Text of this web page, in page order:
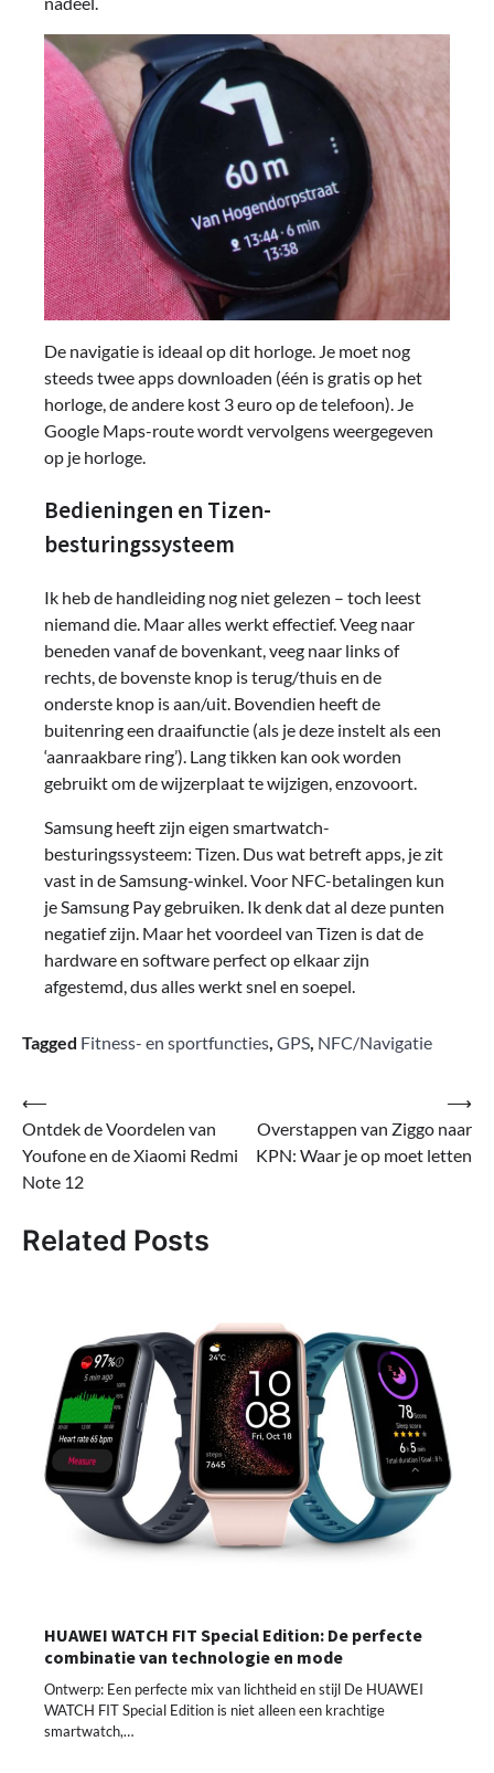
De navigatie is ideaal op dit horloge. Je moet nog
steeds twee apps downloaden (één is gratis op het
horloge, de andere kost 3 euro op de telefoon). Je
Google Maps-route wordt vervolgens weergegeven
op je horloge.
Bedieningen en Tizen-
besturingssysteem
Ik heb de handleiding nog niet gelezen – toch leest
niemand die. Maar alles werkt effectief. Veeg naar
beneden vanaf de bovenkant, veeg naar links of
rechts, de bovenste knop is terug/thuis en de
onderste knop is aan/uit. Bovendien heeft de
buitenring een draaifunctie (als je deze instelt als een
‘aanraakbare ring’). Lang tikken kan ook worden
gebruikt om de wijzerplaat te wijzigen, enzovoort.
Samsung heeft zijn eigen smartwatch-
besturingssysteem: Tizen. Dus wat betreft apps, je zit
vast in de Samsung-winkel. Voor NFC-betalingen kun
je Samsung Pay gebruiken. Ik denk dat al deze punten
negatief zijn. Maar het voordeel van Tizen is dat de
hardware en software perfect op elkaar zijn
afgestemd, dus alles werkt snel en soepel.
Tagged Fitness- en sportfuncties, GPS, NFC/Navigatie
Bericht
navigatie
⟵
Ontdek de Voordelen van
Youfone en de Xiaomi Redmi
Note 12
Overstappen van Ziggo naar
KPN: Waar je op moet letten
⟶
Related Posts
HUAWEI WATCH FIT Special Edition: De perfecte
combinatie van technologie en mode
Ontwerp: Een perfecte mix van lichtheid en stijl De HUAWEI
WATCH FIT Special Edition is niet alleen een krachtige
smartwatch,…